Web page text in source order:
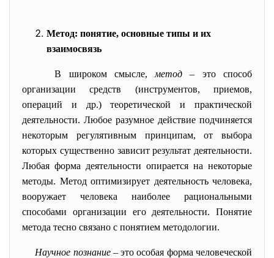
Метод: понятие, основные типы и их
взаимосвязь
В широком смысле, метод – это способ
организации средств (инструментов, приемов,
операций и др.) теоретической и практической
деятельности. Любое разумное действие подчиняется
некоторым регулятивным принципам, от выбора
которых существенно зависит результат деятельности.
Любая форма деятельности опирается на некоторые
методы. Метод оптимизирует деятельность человека,
вооружает человека наиболее рациональными
способами организации его деятельности. Понятие
метода тесно связано с понятием методологии.
Научное познание– это особая форма человеческой